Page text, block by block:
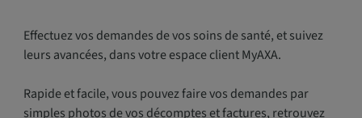
Effectuez vos demandes de vos soins de santé, et suivez
leurs avancées, dans votre espace client MyAXA.
Rapide et facile, vous pouvez faire vos demandes par
simples photos de vos décomptes et factures, retrouvez